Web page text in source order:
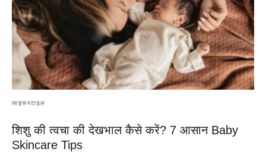
लाइफस्टाइल
शिशु की त्वचा की देखभाल कैसे करें? 7 आसान Baby
Skincare Tips